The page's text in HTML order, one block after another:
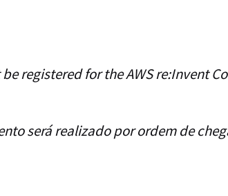
registered for the AWS re:Invent
será realizado por ordem de